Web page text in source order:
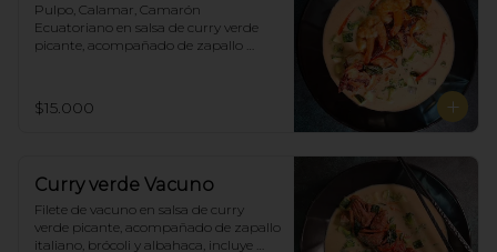
Pulpo, Calamar, Camarón
Ecuatoriano en salsa de curry verde
picante, acompañado de zapallo
$15.000
Curry verde Vacuno
Filete de vacuno en salsa de curry
verde picante, acompañado de zapallo
italiano, brócoli y albahaca, incluye